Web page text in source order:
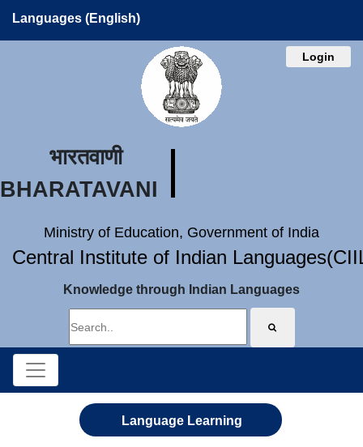
Languages (English)
Login
भारतवाणी
BHARATAVANI
Ministry of Education, Government of India
Central Institute of Indian
Knowledge through Indian Languages
Language Learning